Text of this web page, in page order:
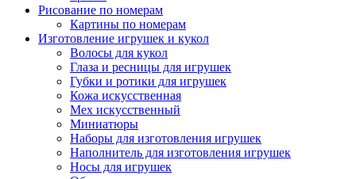
Рисование по номерам
Картины по номерам
Изготовление игрушек и кукол
Волосы для кукол
Глаза и ресницы для игрушек
Губки и ротики для игрушек
Кожа искусственная
Мех искусственный
Миниатюры
Наборы для изготовления игрушек
Наполнитель для изготовления игрушек
Носы для игрушек